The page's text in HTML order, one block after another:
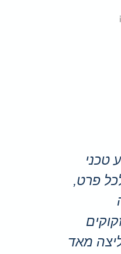
טכני
פרט,
מאד